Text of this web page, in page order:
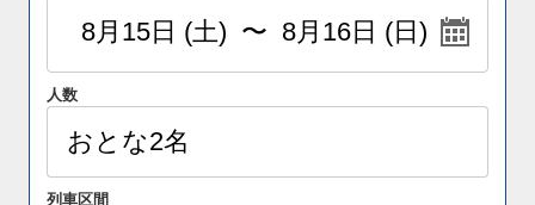
人数
列車区間